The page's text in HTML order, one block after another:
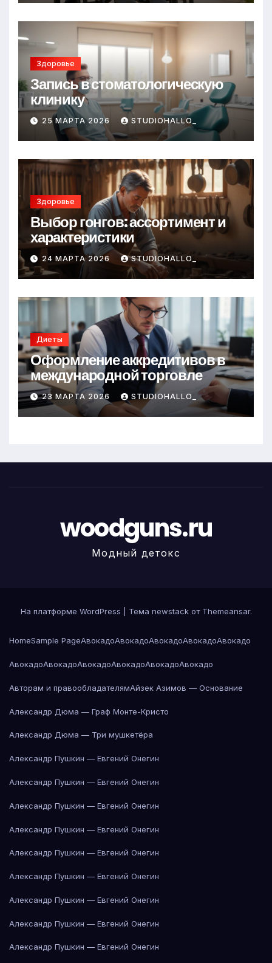
Здоровье
Запись в стоматологическую
клинику
25 МАРТА 2026 STUDIOHALLO_
Здоровье
Выбор гонгов: ассортимент и
характеристики
24 МАРТА 2026 STUDIOHALLO_
Диеты
Оформление аккредитивов в
международной торговле
23 МАРТА 2026 STUDIOHALLO_
woodguns.ru
Модный детокс
На платформе WordPress Тема newstack от Themeansar.
HomeSample PageАвокадоАвокадоАвокадоАвокадоАвокадо
АвокадоАвокадоАвокадоАвокадоАвокадоАвокадо
Авторам и правообладателямАйзек Азимов — Основание
Александр Дюма — Граф Монте-Кристо
Александр Дюма — Три мушкетёра
Александр Пушкин — Евгений Онегин
Александр Пушкин — Евгений Онегин
Александр Пушкин — Евгений Онегин
Александр Пушкин — Евгений Онегин
Александр Пушкин — Евгений Онегин
Александр Пушкин — Евгений Онегин
Александр Пушкин — Евгений Онегин
Александр Пушкин — Евгений Онегин
Александр Пушкин — Евгений Онегин